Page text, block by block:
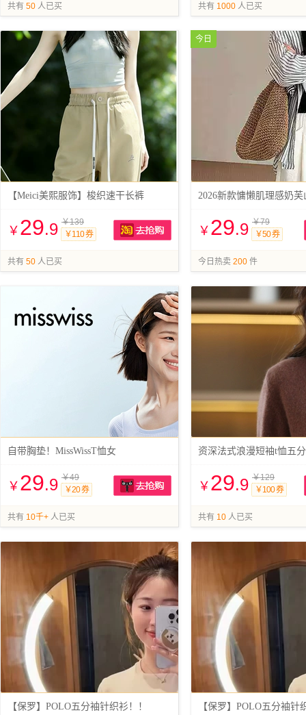
共有 50 人已买 共有 1000 人已买
【Meici美熙服饰】梭织速干长裤
￥ 29.9 ￥139
￥110 券
共有 50 人已买
2026新款慵懒肌理感奶
今日
￥ 29.9 ￥79
￥50 券
今日热卖 200 件
自带胸垫！MissWissT恤女
￥ 29.9 ￥49
￥20 券
共有 10千+ 人已买
资深法式浪漫短袖t恤五
￥ 29.9 ￥129
￥100 券
共有 10 人已买
【保罗】POLO五分袖针织衫！！ 【保罗】POLO五分袖针